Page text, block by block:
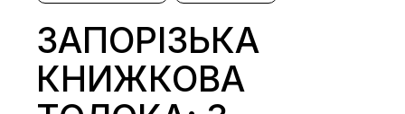
ЗАПОРІЗЬКА
КНИЖКОВА